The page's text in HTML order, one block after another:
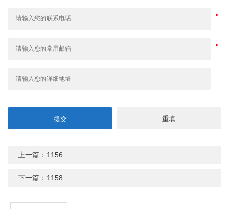
上一篇：1156
下一篇：1158